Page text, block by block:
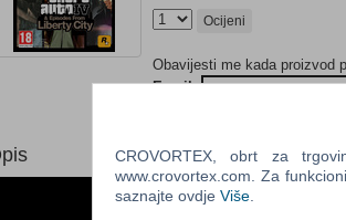
Ocijeni
Obavijesti me kada proizvod
Email:
CROVORTEX, obrt za
www.crovortex.com. Za
saznajte ovdje Više